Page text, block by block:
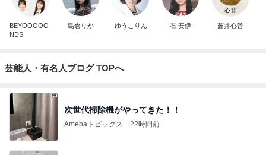
BEYOOOOO
NDS
島倉りか ゆうこりん 石 安伊 蒼井心音
芸能人・有名人ブログ TOPへ
次世代掃除機がやってきた！！
Amebaトピックス 22時間前